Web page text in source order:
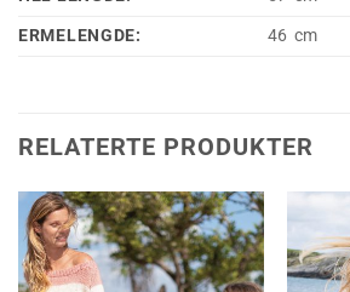
ERMELENGDE:
46 cm
RELATERTE PRODUKTER